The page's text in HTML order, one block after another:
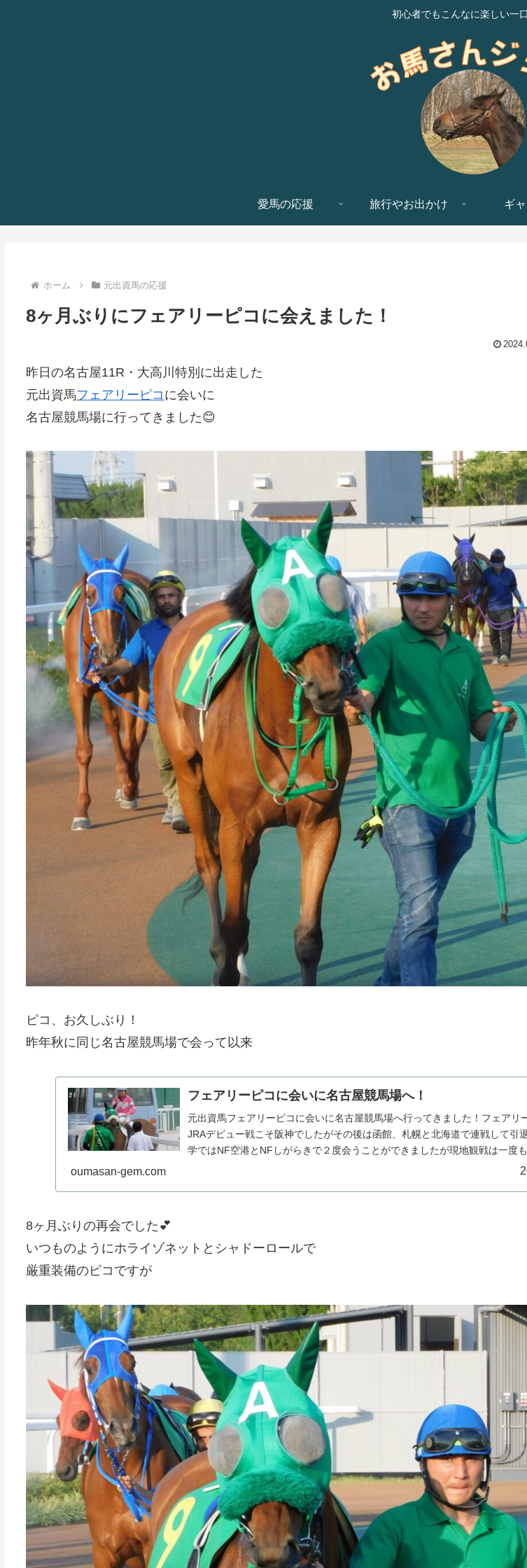
初心者でもこんなに楽しい一
愛馬の応援 旅行やお出かけ ギ
ホーム 元出資馬の応援
8ヶ月ぶりにフェアリーピコに会えました！
昨日の名古屋11R・大高川特別に出走した
元出資馬フェアリーピコ に会いに
名古屋競馬場に行ってきました😊
ピコ、お久しぶり！
昨年秋に同じ名古屋競馬場で会って以来
フェアリーピコに会いに名古屋競馬場へ！
元出資馬フェアリーピコに会いに名古屋競馬場へ行ってきました！フェアリ
JRAデビュー戦こそ阪神でしたがその後は函館、札幌と北海道で連戦して引
学ではNF空港とNFしがらきで２度会うことができましたが現地観戦は一度も
oumasan-gem.com
8ヶ月ぶりの再会でした💕
いつものようにホライゾネットとシャドーロールで
厳重装備のピコですが